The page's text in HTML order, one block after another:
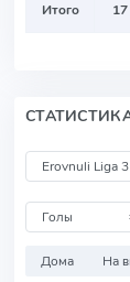
Итого 17
Дома На